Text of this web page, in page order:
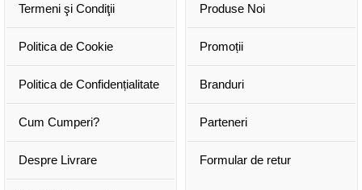
Termeni şi Condiţii
Politica de Cookie
Politica de Confidențialitate
Cum Cumperi?
Despre Livrare
Produse Noi
Promoții
Branduri
Parteneri
Formular de retur